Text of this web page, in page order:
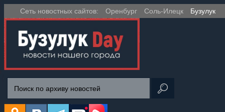
Сеть новостных сайтов: Оренбург Соль-Илецк Бузулук